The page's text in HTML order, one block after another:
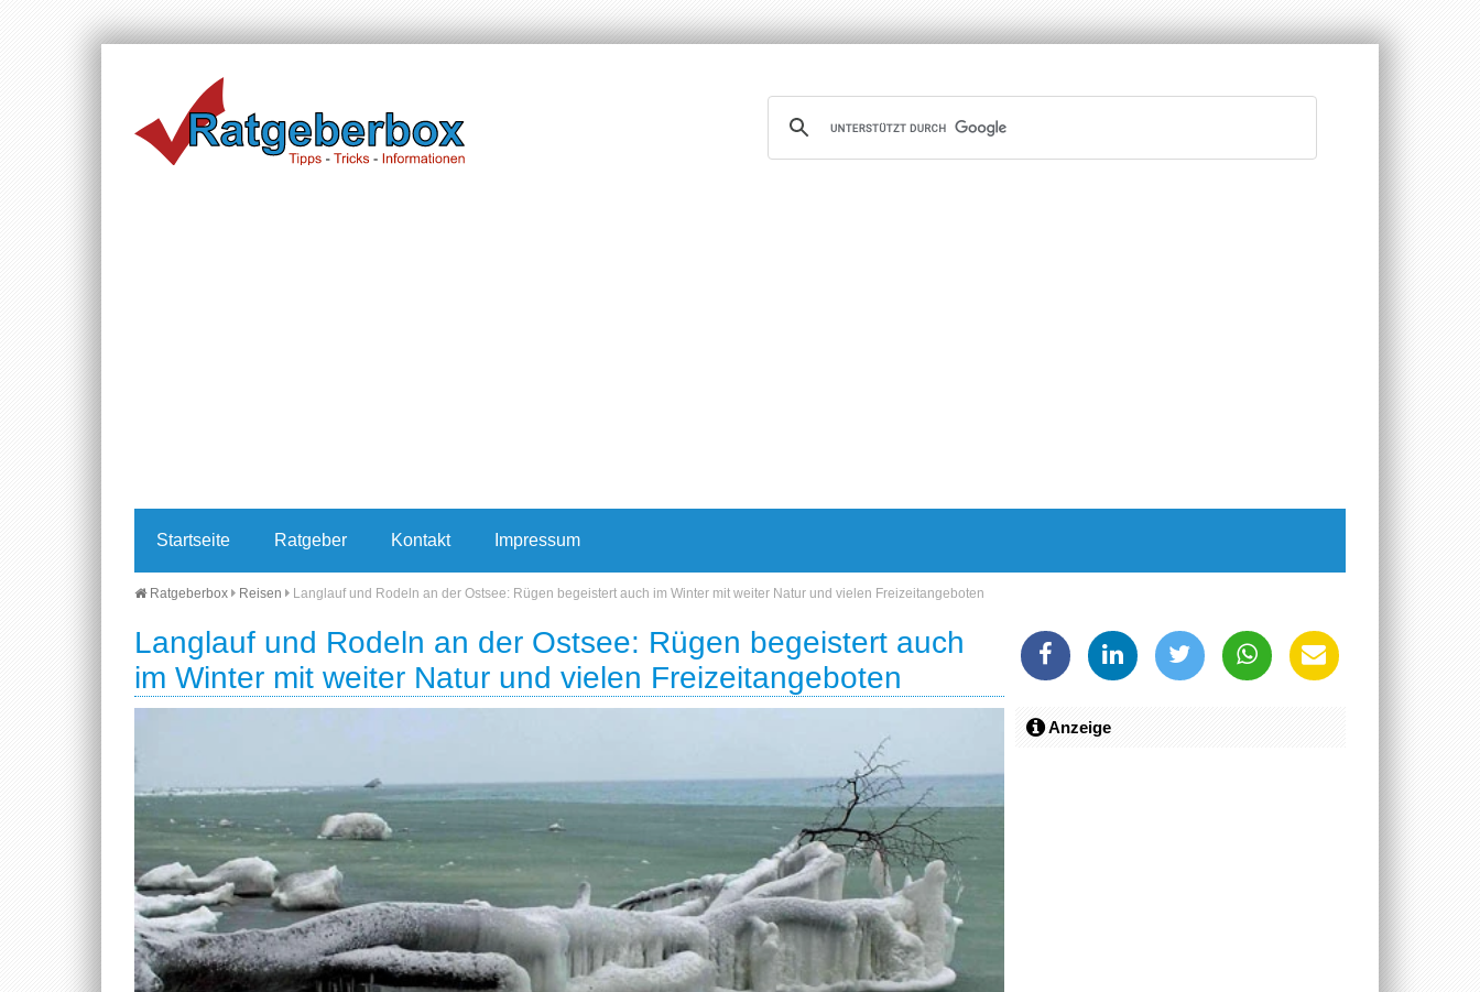
Startseite Ratgeber Kontakt Impressum
Ratgeberbox Reisen Langlauf und Rodeln an der Ostsee: Rügen begeistert auch im Winter mit weiter Natur und vielen Freizeitangeboten
Langlauf und Rodeln an der Ostsee: Rügen begeistert auch
im Winter mit weiter Natur und vielen Freizeitangeboten
Anzeige